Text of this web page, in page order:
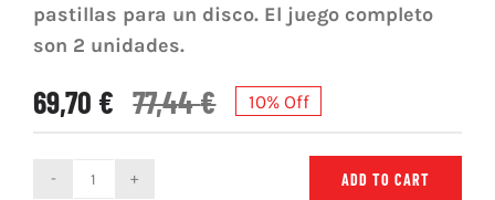
pastillas para un disco. El juego completo
son 2 unidades.
77,44€
69,70 € 10% Off
Pastillas
ADD TO CART